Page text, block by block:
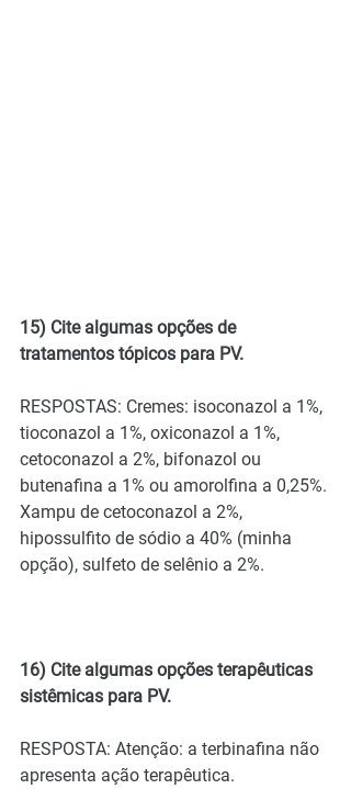
15) Cite algumas opções de
tratamentos tópicos para PV.
RESPOSTAS: Cremes: isoconazol a 1%,
tioconazol a 1%, oxiconazol a 1%,
cetoconazol a 2%, bifonazol ou
butenafina a 1% ou amorolfina a 0,25%.
Xampu de cetoconazol a 2%,
hipossulfito de sódio a 40% (minha
opção), sulfeto de selênio a 2%.
16) Cite algumas opções terapêuticas
sistêmicas para PV.
RESPOSTA: Atenção: a terbinafina não
apresenta ação terapêutica.